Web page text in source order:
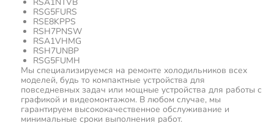
RSG5FURS
RSE8KPPS
RSH7PNSW
RSA1VHMG
RSH7UNBP
RSG5FUMH
Мы специализируемся на ремонте холодильников всех
моделей, будь то компактные устройства для
повседневных задач или мощные устройства для работы с
графикой и видеомонтажом. В любом случае, мы
гарантируем высококачественное обслуживание и
минимальные сроки выполнения работ.